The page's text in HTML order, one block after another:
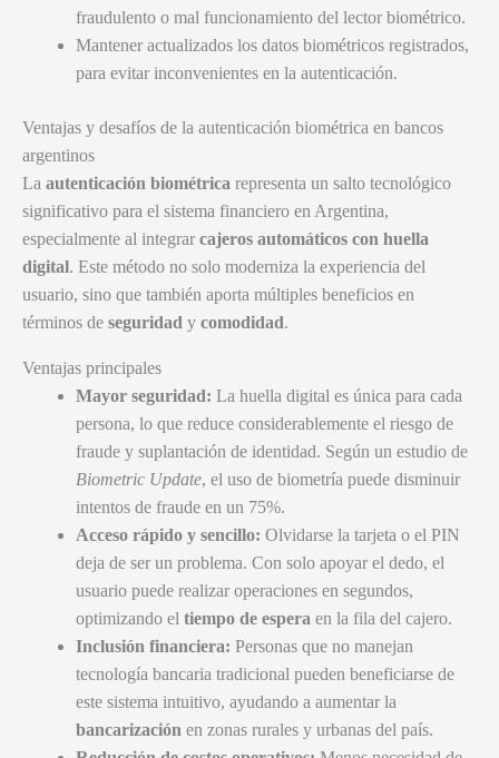
fraudulento o mal funcionamiento del lector biométrico.
Mantener actualizados los datos biométricos registrados,
para evitar inconvenientes en la autenticación.
Ventajas y desafíos de la autenticación biométrica en bancos
argentinos
La autenticación biométrica representa un salto tecnológico
significativo para el sistema financiero en Argentina,
especialmente al integrar cajeros automáticos con huella
digital. Este método no solo moderniza la experiencia del
usuario, sino que también aporta múltiples beneficios en
términos de seguridad y comodidad.
Ventajas principales
Mayor seguridad: La huella digital es única para cada
persona, lo que reduce considerablemente el riesgo de
fraude y suplantación de identidad. Según un estudio de
Biometric Update, el uso de biometría puede disminuir
intentos de fraude en un 75%.
Acceso rápido y sencillo: Olvidarse la tarjeta o el PIN
deja de ser un problema. Con solo apoyar el dedo, el
usuario puede realizar operaciones en segundos,
optimizando el tiempo de espera en la fila del cajero.
Inclusión financiera: Personas que no manejan
tecnología bancaria tradicional pueden beneficiarse de
este sistema intuitivo, ayudando a aumentar la
bancarización en zonas rurales y urbanas del país.